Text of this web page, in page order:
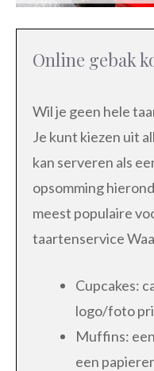
Online gebak
Wil je geen hele
Je kunt kiezen uit
kan serveren als
opsomming
meest populaire
taartenservice
Cupcakes:
logo/foto
Muffins:
een